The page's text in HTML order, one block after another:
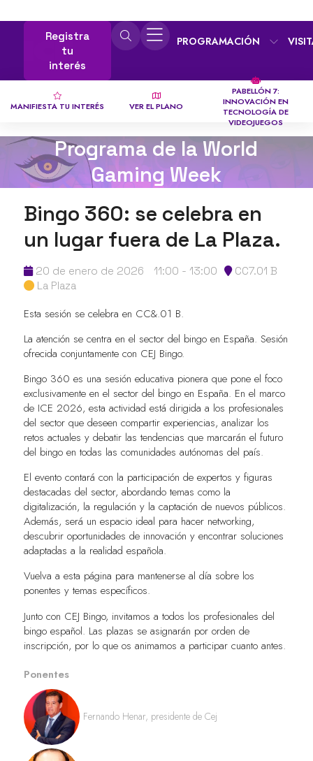
Registra
tu
interés
PROGRAMACIÓN
MANIFIESTA TU INTERÉS VER EL PLANO
PABELLÓN 7:
INNOVACIÓN EN
TECNOLOGÍA DE
VIDEOJUEGOS
Programa de la World
Gaming Week
Bingo 360: se celebra en
un lugar fuera de La Plaza.
20 de enero de 2026 11:00 - 13:00
CC7.01 B
La Plaza
Esta sesión se celebra en CC&.01 B.
La atención se centra en el sector del bingo en España. Sesión
ofrecida conjuntamente con CEJ Bingo.
Bingo 360 es una sesión educativa pionera que pone el foco
exclusivamente en el sector del bingo en España. En el marco
de ICE 2026, esta actividad está dirigida a los profesionales
del sector que deseen compartir experiencias, analizar los
retos actuales y debatir las tendencias que marcarán el futuro
del bingo en todas las comunidades autónomas del país.
El evento contará con la participación de expertos y figuras
destacadas del sector, abordando temas como la
digitalización, la regulación y la captación de nuevos públicos.
Además, será un espacio ideal para hacer networking,
descubrir oportunidades de innovación y encontrar soluciones
adaptadas a la realidad española.
Vuelva a esta página para mantenerse al día sobre los
ponentes y temas específicos.
Junto con CEJ Bingo, invitamos a todos los profesionales del
bingo español. Las plazas se asignarán por orden de
inscripción, por lo que os animamos a participar cuanto antes.
Ponentes
Fernando Henar, presidente de Cej